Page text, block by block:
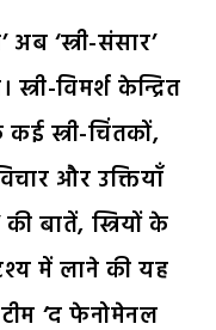
‘स्त्री-संसार’
विमर्श केन्द्रित
स्त्री-चिंतकों,
और उक्तियाँ
की बातें, स्त्रियों के
में लाने की यह
‘द फेनोमेनल